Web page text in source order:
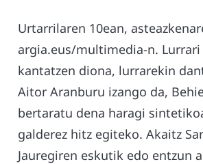
Urtarrilaren 10ean,
argia.eus/multimedia-n.
kantatzen diona, lurrarekin
Aitor Aranburu izango da,
bertaratu dena haragi
galderez hitz egiteko. Akaitz
Jauregiren eskutik edo entzun